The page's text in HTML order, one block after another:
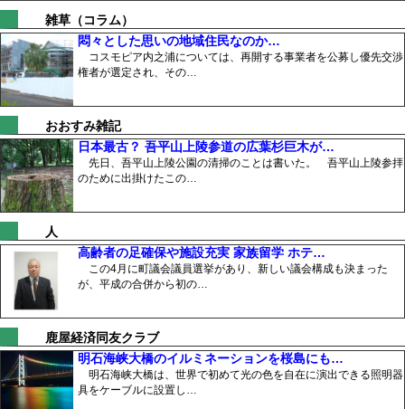
雑草（コラム）
悶々とした思いの地域住民なのか…
コスモピア内之浦については、再開する事業者を公募し優先交渉
権者が選定され、その…
おおすみ雑記
日本最古？ 吾平山上陵参道の広葉杉巨木が…
先日、吾平山上陵公園の清掃のことは書いた。 吾平山上陵参拝
のために出掛けたこの…
人
高齢者の足確保や施設充実 家族留学 ホテ…
この4月に町議会議員選挙があり、新しい議会構成も決まった
が、平成の合併から初の…
鹿屋経済同友クラブ
明石海峡大橋のイルミネーションを桜島にも…
明石海峡大橋は、世界で初めて光の色を自在に演出できる照明器
具をケーブルに設置し…